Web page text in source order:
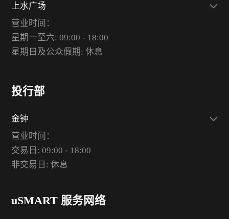
上水广场
营业时间：
星期一至六: 09:00 - 18:00
星期日及公众假期: 休息
投行部
金钟
营业时间：
交易日: 09:00 - 18:00
非交易日: 休息
uSMART 服务网络